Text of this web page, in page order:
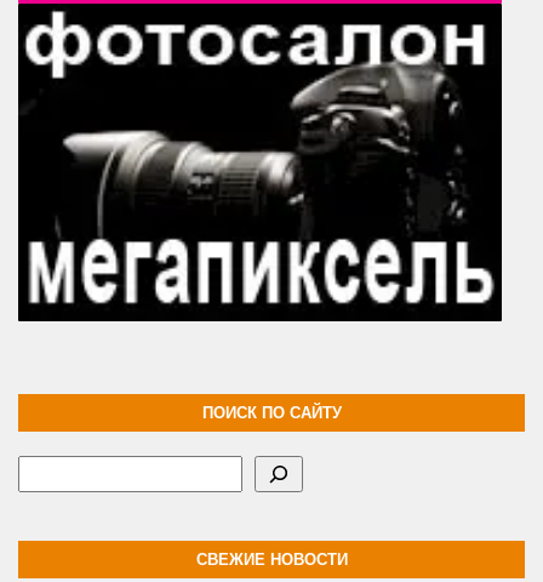
ПОИСК ПО САЙТУ
СВЕЖИЕ НОВОСТИ